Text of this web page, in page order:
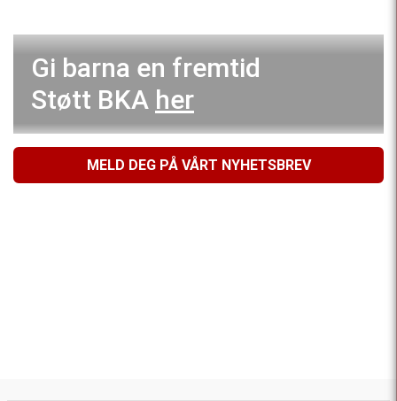
Gi barna en fremtid
Støtt BKA her
MELD DEG PÅ VÅRT NYHETSBREV